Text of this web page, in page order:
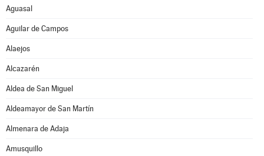
Aguasal
Aguilar de Campos
Alaejos
Alcazarén
Aldea de San Miguel
Aldeamayor de San Martín
Almenara de Adaja
Amusquillo